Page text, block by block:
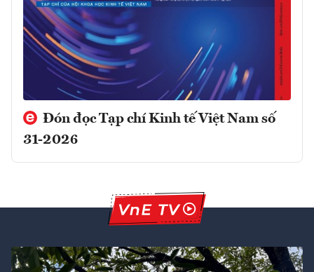
Đón đọc Tạp chí Kinh tế Việt Nam số
31-2026